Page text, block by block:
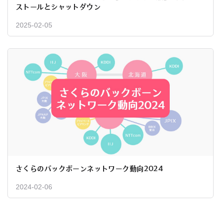
ストールとシャットダウン
2025-02-05
さくらのバックボーンネットワーク動向2024
2024-02-06